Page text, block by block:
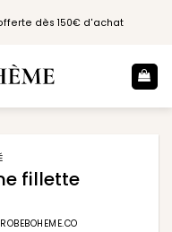
dès 150€ d'achat
fillette
ROBEBOHEME.CO